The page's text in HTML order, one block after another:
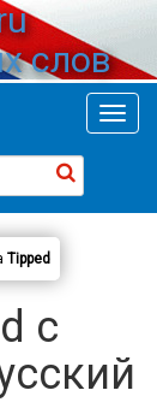
слов
Tipped
с